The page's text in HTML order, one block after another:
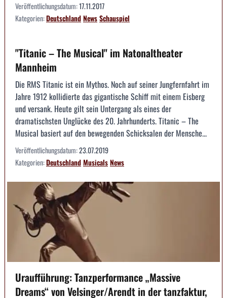
Veröffentlichungsdatum:17.11.2017
Kategorien:DeutschlandNewsSchauspiel
"Titanic – The Musical" im Natonaltheater
Mannheim
Die RMS Titanic ist ein Mythos. Noch auf seiner Jungfernfahrt im
Jahre 1912 kollidierte das gigantische Schiff mit einem Eisberg
und versank. Heute gilt sein Untergang als eines der
dramatischsten Unglücke des 20. Jahrhunderts. Titanic – The
Musical basiert auf den bewegenden Schicksalen der Mensche...
Veröffentlichungsdatum:23.07.2019
Kategorien:DeutschlandMusicalsNews
Uraufführung: Tanzperformance „Massive
Dreams“ von Velsinger/Arendt in der tanzfaktur,